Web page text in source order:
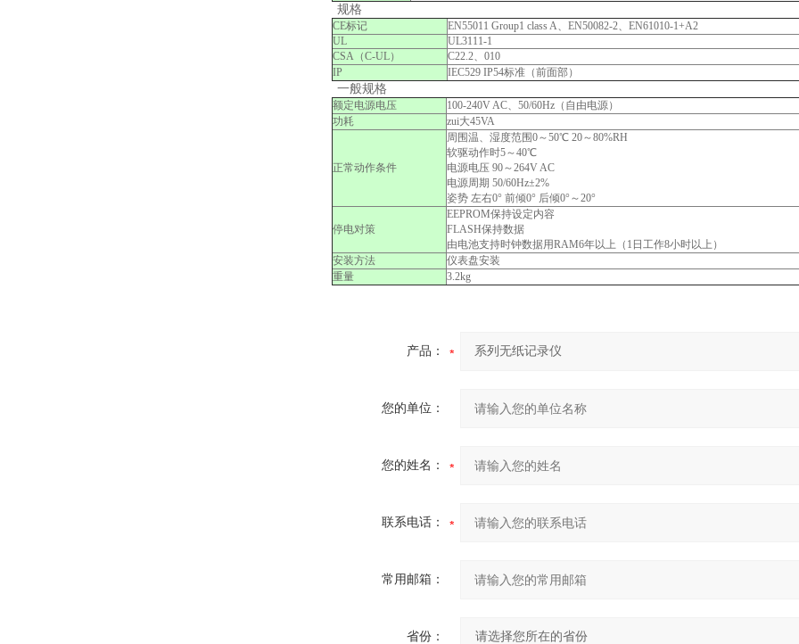
规格
CE标记
EN55011 Group1 class A、EN50082-2、EN61010-1+A2
UL
UL3111-1
CSA（C-UL）
C22.2、010
IP
IEC529 IP54标准（前面部）
一般规格
额定电源电压
100-240V AC、50/60Hz（自由电源）
功耗
zui大45VA
正常动作条件
周围温、湿度范围0～50℃ 20～80%RH
软驱动作时5～40℃
电源电压 90～264V AC
电源周期 50/60Hz±2%
姿势 左右0° 前倾0° 后倾0°～20°
停电对策
EEPROM保持设定内容
FLASH保持数据
由电池支持时钟数据用RAM6年以上（1日工作8小时以上）
安装方法
仪表盘安装
重量
3.2kg
产品：
您的单位：
您的姓名：
联系电话：
常用邮箱：
省份：